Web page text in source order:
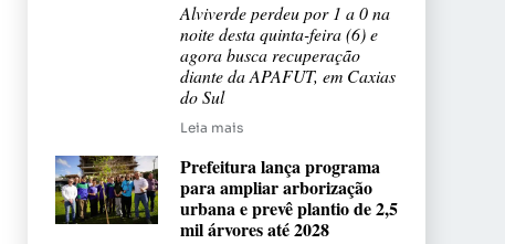
Alviverde perdeu por 1 a 0 na
noite desta quinta-feira (6) e
agora busca recuperação
diante da APAFUT, em Caxias
do Sul
Leia mais
Prefeitura lança programa
para ampliar arborização
urbana e prevê plantio de 2,5
mil árvores até 2028